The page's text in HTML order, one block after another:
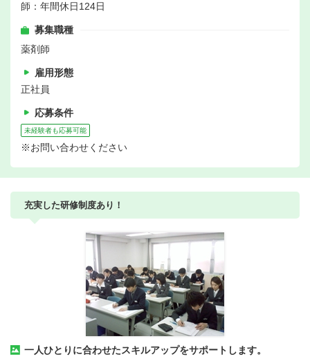
師：年間休日124日
募集職種
薬剤師
雇用形態
正社員
応募条件
未経験者も応募可能
※お問い合わせください
充実した研修制度あり！
一人ひとりに合わせたスキルアップをサポートします。